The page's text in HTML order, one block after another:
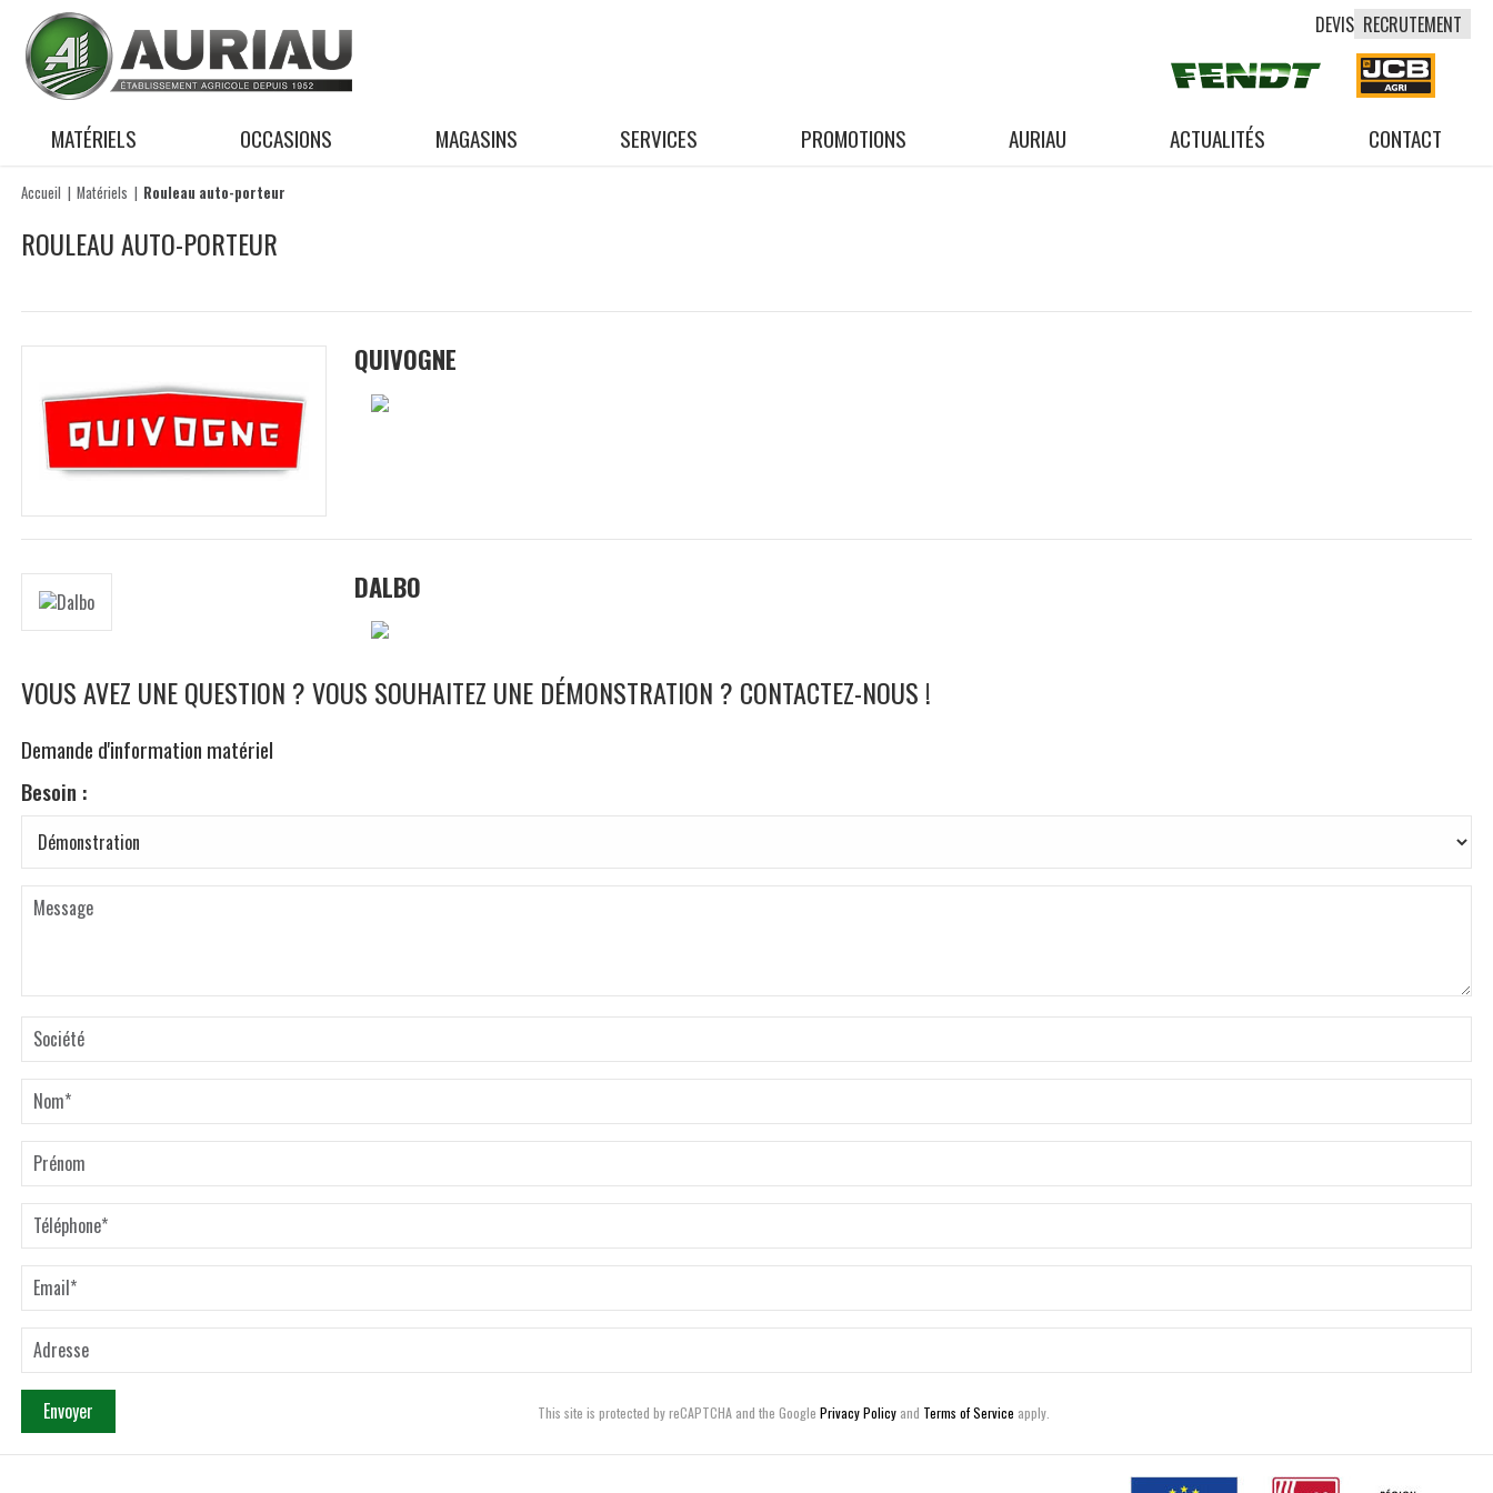
DEVIS RECRUTEMENT
MATÉRIELS OCCASIONS MAGASINS SERVICES PROMOTIONS AURIAU ACTUALITÉS CONTACT
Accueil Matériels Rouleau auto-porteur
ROULEAU AUTO-PORTEUR
QUIVOGNE
DALBO
VOUS AVEZ UNE QUESTION ? VOUS SOUHAITEZ UNE DÉMONSTRATION ? CONTACTEZ-NOUS !
Demande d'information matériel
Besoin
Envoyer This site is protected by reCAPTCHA and the Google Privacy Policy and Terms of Service apply.